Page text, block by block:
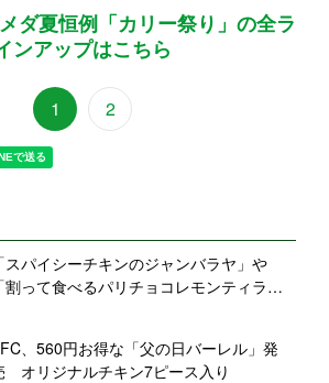
ダ夏恒例「カリー祭り」の全ラ
ンアップはこちら
1 2
「スパイシーチキンのジャンバラヤ」や
「割って食べるパリチョコレモンティラミ
、560円お得な「父の日バーレル」発
オリジナルチキン7ピース入り